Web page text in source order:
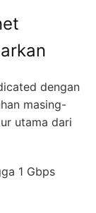
dengan
masing-
utama dari
1 Gbps